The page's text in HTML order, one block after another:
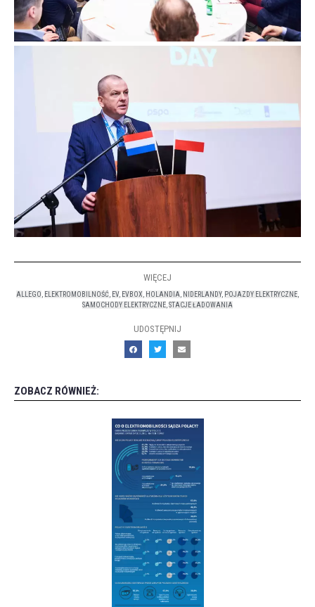
WIĘCEJ
ALLEGO ELEKTROMOBILNOŚĆ EV, EVBOX HOLANDIA NIDERLANDY, POJAZDY ELEKTRYCZNE
SAMOCHODY ELEKTRYCZNE STACJE ŁADOWANIA
UDOSTĘPNIJ
ZOBACZ RÓWNIEŻ: